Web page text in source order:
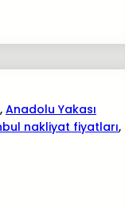
, Anadolu Yakası
nakliyat fiyatları